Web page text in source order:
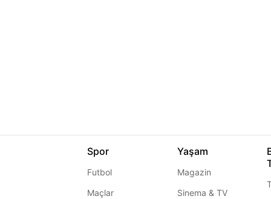
Spor
Futbol
Maçlar
Yaşam
Magazin
Sinema & TV